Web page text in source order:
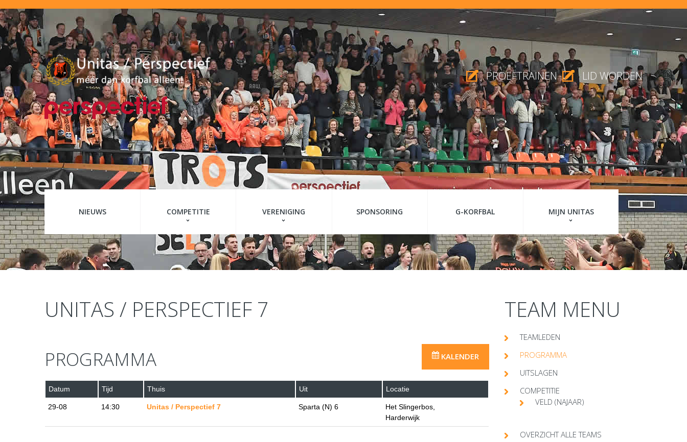
LID WORDEN
PROEFTRAINEN
NIEUWS COMPETITIE VERENIGING SPONSORING G-KORFBAL MIJN UNITAS
TEAM MENU
TEAMLEDEN
PROGRAMMA
UITSLAGEN
COMPETITIE
VELD (NAJAAR)
OVERZICHT ALLE TEAMS
UNITAS / PERSPECTIEF 7
KALENDER
PROGRAMMA
Datum Tijd Thuis Uit Locatie
29-08 14:30 Unitas / Perspectief 7 Sparta (N) 6
Het Slingerbos,
Harderwijk